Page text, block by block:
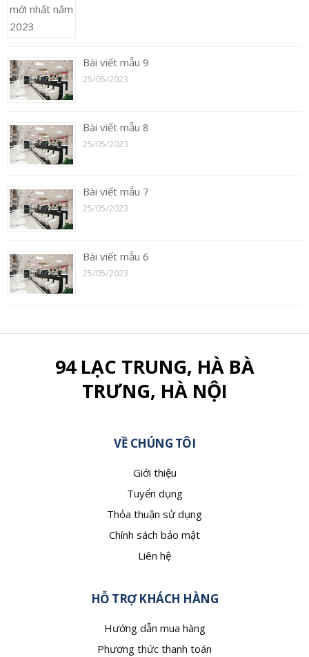
Bài viết mẫu 9
25/05/2023
Bài viết mẫu 8
25/05/2023
Bài viết mẫu 7
25/05/2023
Bài viết mẫu 6
25/05/2023
94 LẠC TRUNG, HÀ BÀ
TRƯNG, HÀ NỘI
VỀ CHÚNG TÔI
Giới thiệu
Tuyển dụng
Thỏa thuận sử dụng
Chính sách bảo mật
Liên hệ
HỖ TRỢ KHÁCH HÀNG
Hướng dẫn mua hàng
Phương thức thanh toán